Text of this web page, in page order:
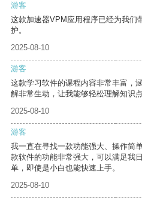
游客
这款加速器VPM应用程序已经为我们
护。
2025-08-10
游客
这款学习软件的课程内容非常丰富，
解非常生动，让我能够轻松理解知识点
2025-08-10
游客
我一直在寻找一款功能强大、操作简
款软件的功能非常强大，可以满足我
单，即使是小白也能快速上手。
2025-08-10